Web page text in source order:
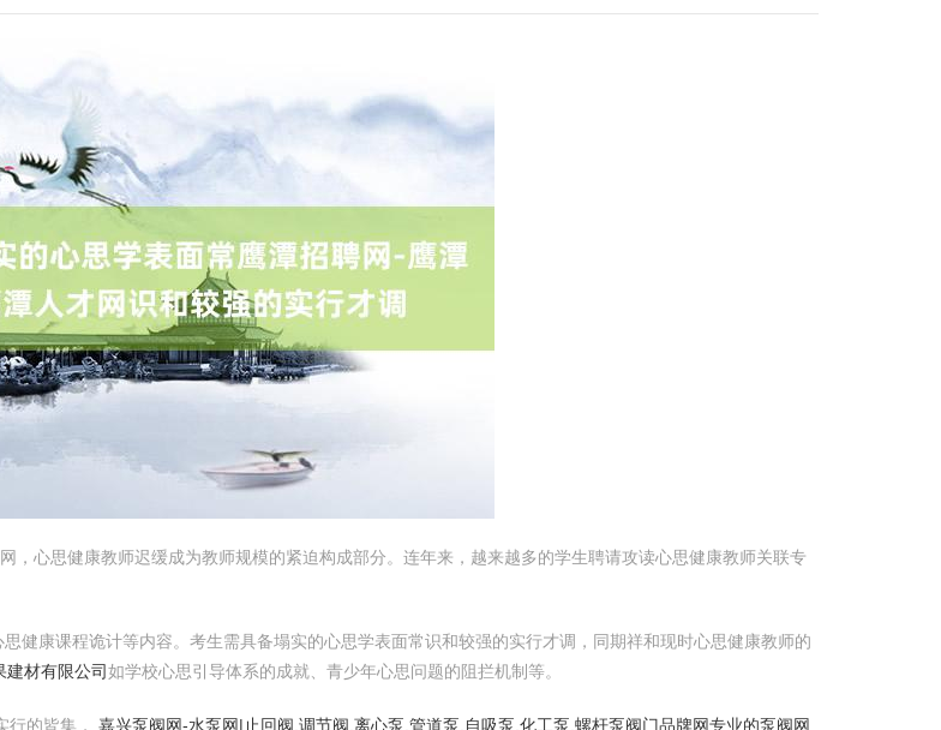
心思健康教师迟缓成为教师规模的紧迫构成部分。连年来，越来越多的学生聘请攻读心思健康教师关联专
健康课程诡计等内容。考生需具备塌实的心思学表面常识和较强的实行才调，同期祥和现时心思健康教师的
材有限公司如学校心思引导体系的成就、青少年心思问题的阻拦机制等。
行的皆集， 嘉兴泵阀网-水泵网|止回阀,调节阀,离心泵,管道泵,自吸泵,化工泵,螺杆泵阀门品牌网专业的泵阀网